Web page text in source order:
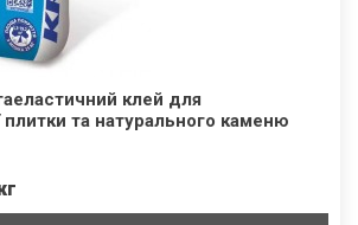
клей для
плитки та натурального каменю